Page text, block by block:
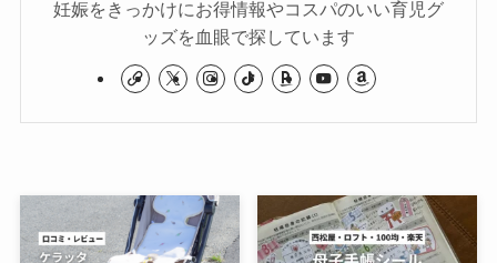
妊娠をきっかけにお得情報やコスパのいい育児グ
ッズを血眼で探しています